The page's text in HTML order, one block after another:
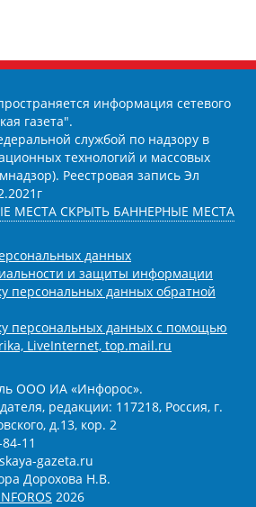
информация сетевого
газета".
службой по надзору в
технологий и массовых
Реестровая запись Эл
МЕСТА СКРЫТЬ БАННЕРНЫЕ МЕСТА
данных
и защиты информации
персональных данных обратной
персональных данных с помощью
LiveInternet, top.mail.ru
ООО ИА «Инфорос».
редакции: 117218, Россия, г.
д.13, кор. 2
11
gazeta.ru
Дорохова Н.В.
2026